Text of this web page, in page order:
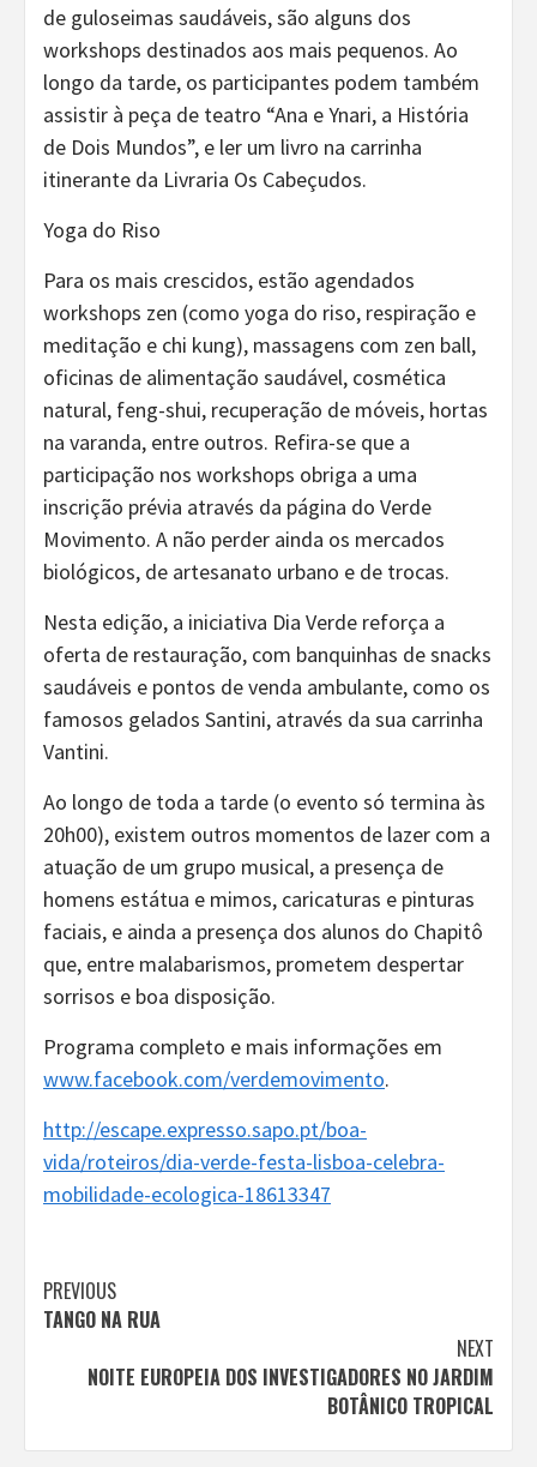
de guloseimas saudáveis, são alguns dos
workshops destinados aos mais pequenos. Ao
longo da tarde, os participantes podem também
assistir à peça de teatro “Ana e Ynari, a História
de Dois Mundos”, e ler um livro na carrinha
itinerante da Livraria Os Cabeçudos.
Yoga do Riso
Para os mais crescidos, estão agendados
workshops zen (como yoga do riso, respiração e
meditação e chi kung), massagens com zen ball,
oficinas de alimentação saudável, cosmética
natural, feng-shui, recuperação de móveis, hortas
na varanda, entre outros. Refira-se que a
participação nos workshops obriga a uma
inscrição prévia através da página do Verde
Movimento. A não perder ainda os mercados
biológicos, de artesanato urbano e de trocas.
Nesta edição, a iniciativa Dia Verde reforça a
oferta de restauração, com banquinhas de snacks
saudáveis e pontos de venda ambulante, como os
famosos gelados Santini, através da sua carrinha
Vantini.
Ao longo de toda a tarde (o evento só termina às
20h00), existem outros momentos de lazer com a
atuação de um grupo musical, a presença de
homens estátua e mimos, caricaturas e pinturas
faciais, e ainda a presença dos alunos do Chapitô
que, entre malabarismos, prometem despertar
sorrisos e boa disposição.
Programa completo e mais informações em
www.facebook.com/verdemovimento.
http://escape.expresso.sapo.pt/boa-
vida/roteiros/dia-verde-festa-lisboa-celebra-
mobilidade-ecologica-18613347
Continue
Reading
PREVIOUS
TANGO NA RUA
NEXT
NOITE EUROPEIA DOS INVESTIGADORES NO JARDIM
BOTÂNICO TROPICAL